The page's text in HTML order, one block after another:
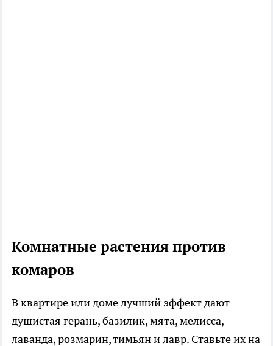
Комнатные растения против
комаров
В квартире или доме лучший эффект дают
душистая герань, базилик, мята, мелисса,
лаванда, розмарин, тимьян и лавр. Ставьте их на